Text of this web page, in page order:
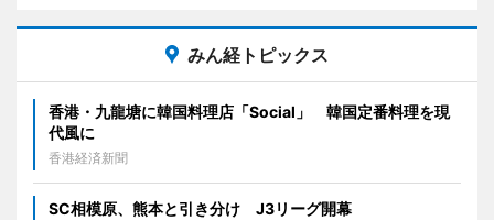
みん経トピックス
香港・九龍塘に韓国料理店「Social」 韓国定番料理を現
代風に
香港経済新聞
SC相模原、熊本と引き分け J3リーグ開幕